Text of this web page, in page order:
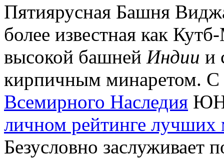
Пятиярусная Башня
более известная как
высокой башней Индии и
кирпичным минаретом. С
Всемирного Наследия
личном рейтинге лучших
Безусловно заслуживает